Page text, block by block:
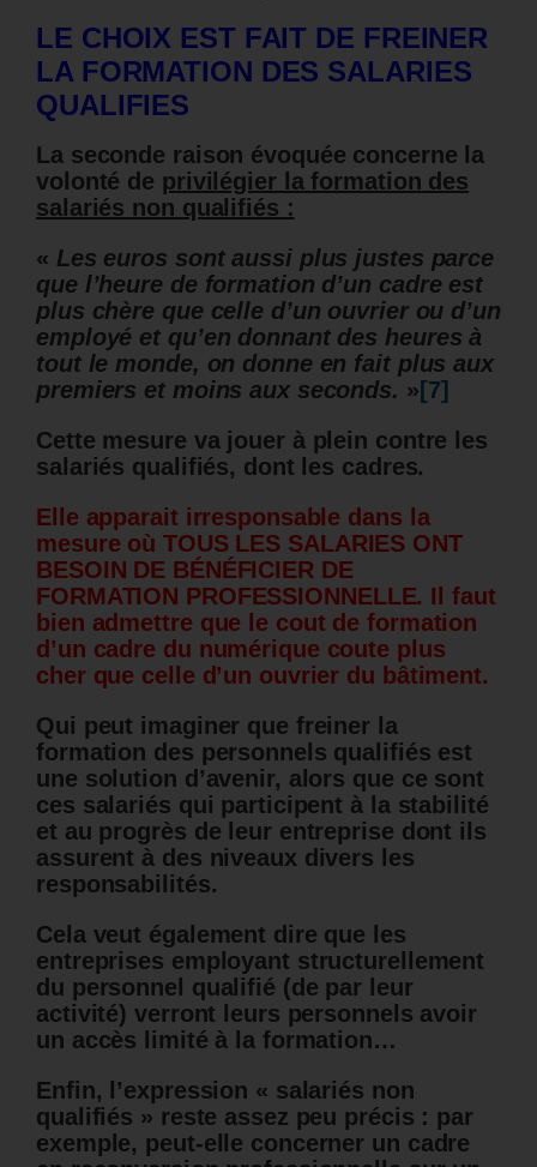
LE CHOIX EST FAIT DE FREINER
LA FORMATION DES SALARIES
QUALIFIES
La seconde raison évoquée concerne la
volonté de privilégier la formation des
salariés non qualifiés :
« Les euros sont aussi plus justes parce
que l’heure de formation d’un cadre est
plus chère que celle d’un ouvrier ou d’un
employé et qu’en donnant des heures à
tout le monde, on donne en fait plus aux
premiers et moins aux seconds. » [7]
Cette mesure va jouer à plein contre les
salariés qualifiés, dont les cadres.
Elle apparait irresponsable dans la
mesure où TOUS LES SALARIES ONT
BESOIN DE BÉNÉFICIER DE
FORMATION PROFESSIONNELLE. Il faut
bien admettre que le cout de formation
d’un cadre du numérique coute plus
cher que celle d’un ouvrier du bâtiment.
Qui peut imaginer que freiner la
formation des personnels qualifiés est
une solution d’avenir, alors que ce sont
ces salariés qui participent à la stabilité
et au progrès de leur entreprise dont ils
assurent à des niveaux divers les
responsabilités.
Cela veut également dire que les
entreprises employant structurellement
du personnel qualifié (de par leur
activité) verront leurs personnels avoir
un accès limité à la formation…
Enfin, l’expression « salariés non
qualifiés » reste assez peu précis : par
exemple, peut-elle concerner un cadre